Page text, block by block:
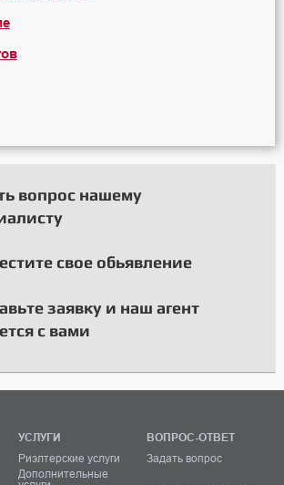
вопрос нашему
свое обьявление
заявку и наш агент
с вами
УСЛУГИ
Риэлтерские услуги
Дополнительные
ВОПРОС-ОТВЕТ
Задать вопрос